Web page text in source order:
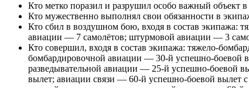
Кто метко поразил и разрушил особо важный объект в
Кто мужественно выполнял свои обязанности в
Кто сбил в воздушном бою, входя в состав экипажа:
авиации — 7 самолётов; штурмовой авиации — 3
Кто совершил, входя в состав экипажа: тяжело-
бомбардировочной авиации — 30-й успешно-боевой
разведывательной авиации — 25-й успешно-боевой
вылет; авиации связи — 60-й успешно-боевой вылет